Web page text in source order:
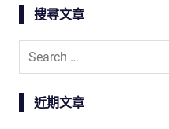
覽搜尋文章
近期文章